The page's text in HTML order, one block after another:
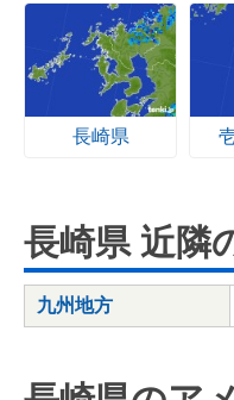
長崎県
長崎県 近隣
九州地方